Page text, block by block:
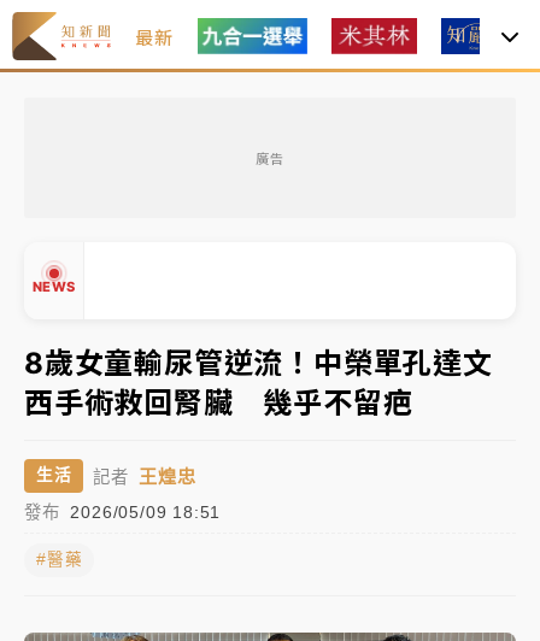
最新
廣告
NEWS
中信慈善基金會想增加董事人數！辜仲諒向法院聲請遭
駁 理由曝光
故宮《龍藏經》特展第2檔！今線上預約開賣一度塞車
周六起展出延長至晚上7時
台東農業處長涉圖利渡假村！東檢抗告成功 今重開羈
父親節泡湯了！中颱白海豚雨彈轟3天 「紅到發紫」降
雨熱區曝
8歲女童輸尿管逆流！中榮單孔達文
西手術救回腎臟 幾乎不留疤
生活 記者 王煌忠
發布 2026/05/09 18:51
#醫藥